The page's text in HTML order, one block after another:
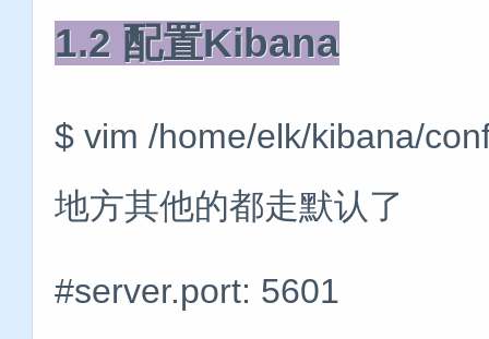
1.2 配置Kibana
$ vim /home/elk/kibana/
地方其他的都走默认了
#server.port: 5601